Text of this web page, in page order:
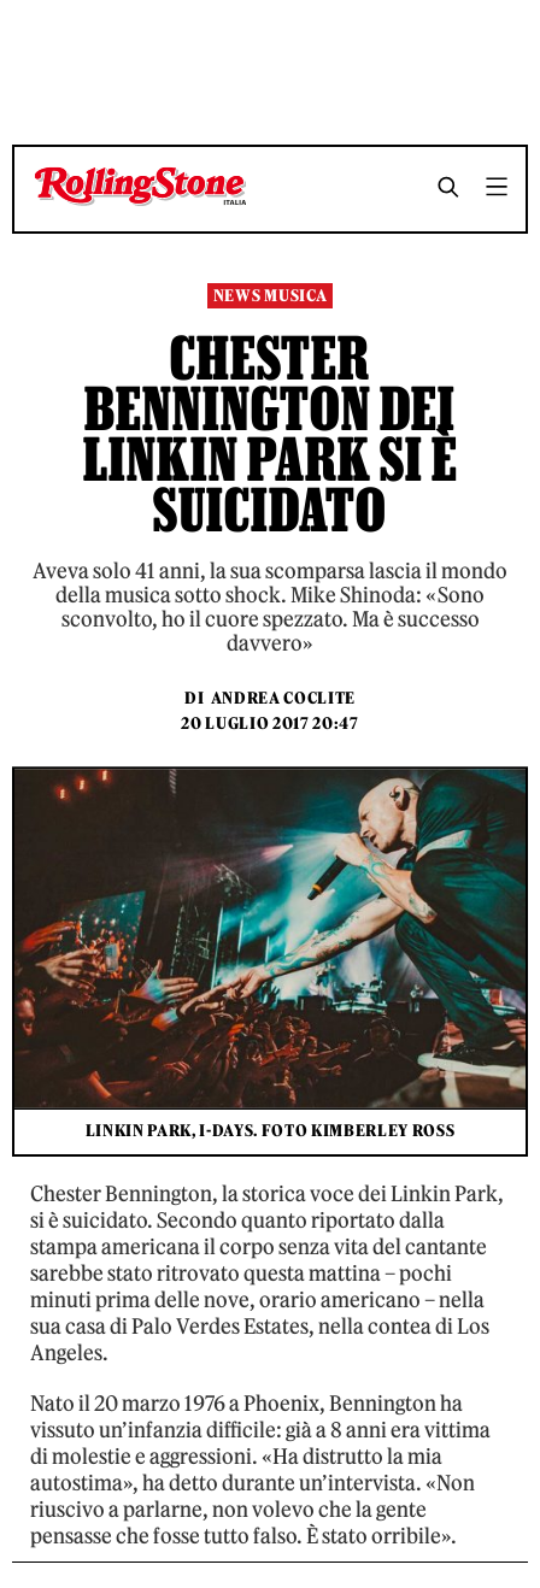
TEMPO DI LETTURA 4 MINUTI SHARE
TEMPO DI LETTURA 4 MINUTI SHARE
NEWS MUSICA
CHESTER
BENNINGTON DEI
LINKIN PARK SI È
SUICIDATO
Aveva solo 41 anni, la sua scomparsa lascia il mondo
della musica sotto shock. Mike Shinoda: «Sono
sconvolto, ho il cuore spezzato. Ma è successo
davvero»
DI ANDREA COCLITE
20 LUGLIO 2017 20:47
LINKIN PARK, I-DAYS. FOTO KIMBERLEY ROSS
Chester Bennington, la storica voce dei Linkin Park,
si è suicidato. Secondo quanto riportato dalla
stampa americana il corpo senza vita del cantante
sarebbe stato ritrovato questa mattina – pochi
minuti prima delle nove, orario americano – nella
sua casa di Palo Verdes Estates, nella contea di Los
Angeles.
Nato il 20 marzo 1976 a Phoenix, Bennington ha
vissuto un’infanzia difficile: già a 8 anni era vittima
di molestie e aggressioni. «Ha distrutto la mia
autostima», ha detto durante un’intervista. «Non
riuscivo a parlarne, non volevo che la gente
pensasse che fosse tutto falso. È stato orribile».